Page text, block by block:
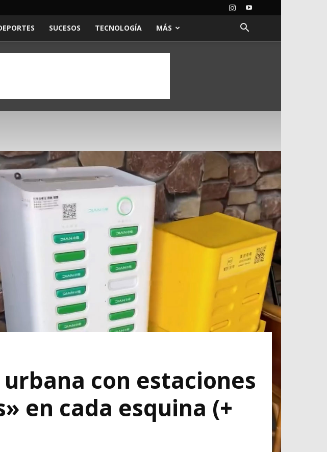
SUCESOS TECNOLOGÍA MÁS
con estaciones
en cada esquina (+